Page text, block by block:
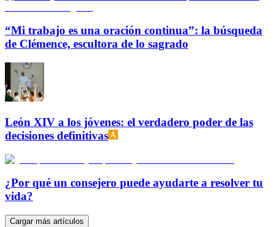
“Mi trabajo es una oración continua”: la búsqueda
de Clémence, escultora de lo sagrado
León XIV a los jóvenes: el verdadero poder de las
decisiones definitivas
¿Por qué un consejero puede ayudarte a resolver tu
vida?
Cargar más artículos